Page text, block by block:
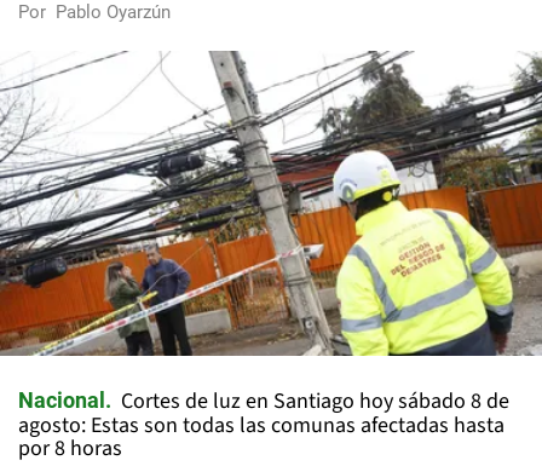
Por Pablo Oyarzún
Nacional
Cortes de luz en Santiago hoy sábado 8 de
agosto: Estas son todas las comunas afectadas hasta
por 8 horas